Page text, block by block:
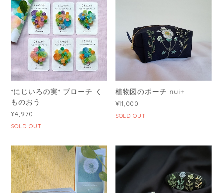
*にじいろの実* ブローチ く
ものおう
¥4,970
SOLD OUT
植物図のポーチ nui+
¥11,000
SOLD OUT